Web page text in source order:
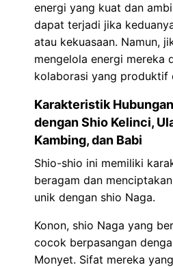
energi yang kuat dan
dapat terjadi jika
atau kekuasaan. Namun,
mengelola energi mereka
kolaborasi yang produktif
Karakteristik
dengan Shio Kelinci,
Kambing, dan Babi
Shio-shio ini memiliki
beragam dan
unik dengan shio Naga.
Konon, shio Naga yang
cocok berpasangan
Monyet. Sifat mereka